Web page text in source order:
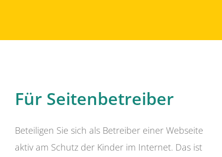
Für Seitenbetreiber
Beteiligen Sie sich als Betreiber einer Webseite
aktiv am Schutz der Kinder im Internet. Das ist